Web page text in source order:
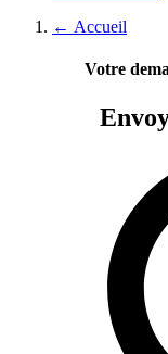
← Accueil
Votre